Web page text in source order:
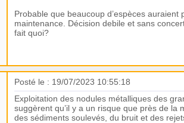
Probable que beaucoup d’espèces
maintenance. Décision debile et sans
fait quoi?
Posté le : 19/07/2023 10:55:18
Exploitation des nodules métalliques des
suggèrent qu’il y a un risque que près de
des sédiments soulevés, du bruit et des